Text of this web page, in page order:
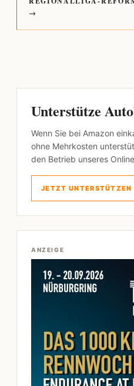
→
Unterstütze
Wenn Sie bei Amazon
ohne Mehrkosten
den Betrieb unseres
JETZT UNTERSTÜTZEN
ANZEIGE